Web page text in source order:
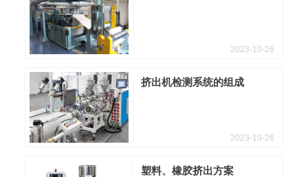
2023-10-26
挤出机检测系统的组成
2023-10-26
塑料、橡胶挤出方案